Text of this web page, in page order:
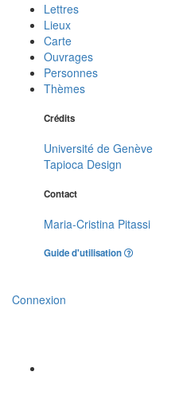
Lettres
Lieux
Carte
Ouvrages
Personnes
Thèmes
Crédits
Université de Genève
Tapioca Design
Contact
Maria-Cristina Pitassi
Guide d'utilisation
Connexion